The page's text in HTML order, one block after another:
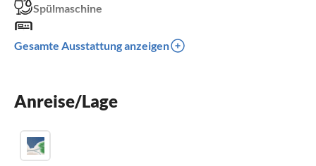
Spülmaschine
Grill
Gesamte Ausstattung anzeigen
Anreise/Lage